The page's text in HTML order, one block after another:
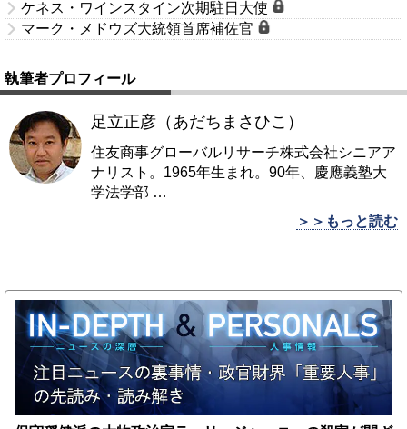
ケネス・ワインスタイン次期駐日大使
マーク・メドウズ大統領首席補佐官
執筆者プロフィール
足立正彦（あだちまさひこ）
住友商事グローバルリサーチ株式会社シニアア
ナリスト。1965年生まれ。90年、慶應義塾大
学法学部 …
＞＞もっと読む